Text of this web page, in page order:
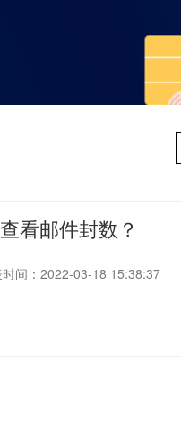
看邮件封数？
间：2022-03-18 15:38:37